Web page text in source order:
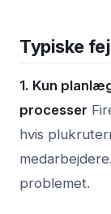
Typiske
1. Kun
processer
hvis
problemet.